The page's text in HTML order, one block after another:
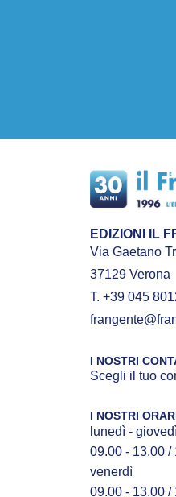
EDIZIONI IL
Via Gaetano
37129 Verona
T. +39 045
I NOSTRI
Scegli il tuo
I NOSTRI
lunedì -
09.00 - 13.00 /
venerdì
09.00 - 13.00 /